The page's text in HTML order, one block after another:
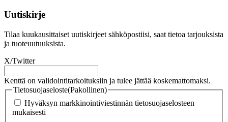
Uutiskirje
Tilaa kuukausittaiset uutiskirjeet sähköpostiisi, saat tietoa tarjouksista
ja tuoteuutuuksista.
X/Twitter
Kenttä on validointitarkoituksiin ja tulee jättää koskemattomaksi.
Tietosuojaseloste(Pakollinen)
Hyväksyn markkinointiviestinnän tietosuojaselosteen
mukaisesti